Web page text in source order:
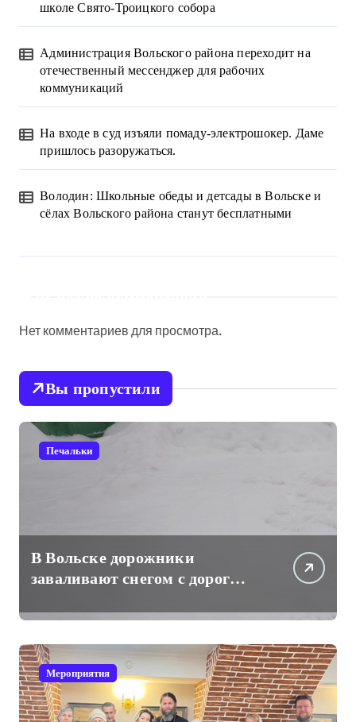
школе Свято-Троицкого собора
Администрация Вольского района переходит на
отечественный мессенджер для рабочих
коммуникаций
На входе в суд изъяли помаду-электрошокер. Даме
пришлось разоружаться.
Володин: Школьные обеды и детсады в Вольске и
сёлах Вольского района станут бесплатными
Нет комментариев для просмотра.
Вы пропустили
Печальки
В Вольске дорожники
заваливают снегом с дорог
домам
Мероприятия